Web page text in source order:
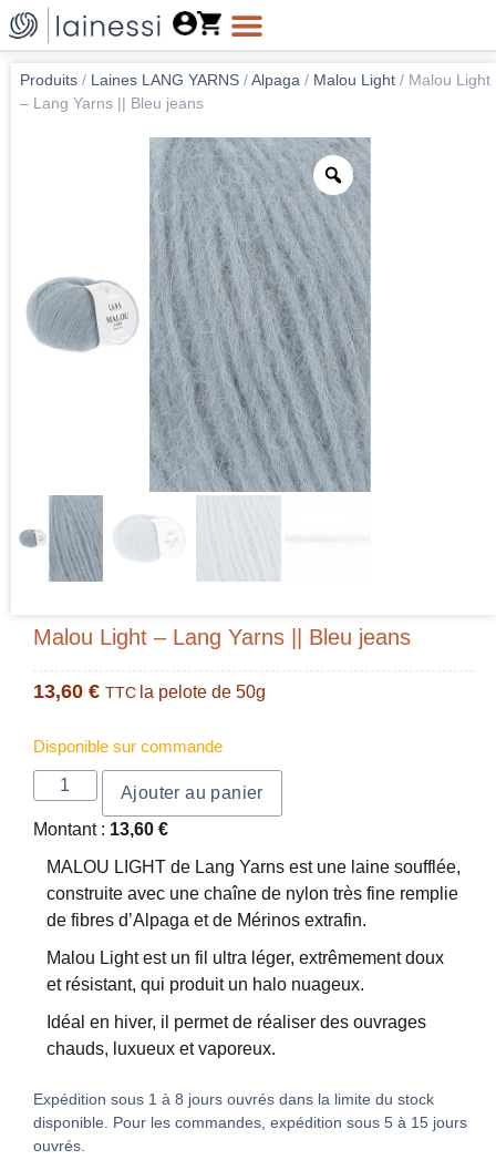
Produits / Laines LANG YARNS /Alpaga / Malou Light / Malou Light
– Lang Yarns || Bleu jeans
Malou Light – Lang Yarns || Bleu jeans
13,60 € TTC la pelote de 50g
Disponible sur commande
Ajouter au panier
Montant : 13,60 €
MALOU LIGHT de Lang Yarns est une laine soufflée,
construite avec une chaîne de nylon très fine remplie
de fibres d’Alpaga et de Mérinos extrafin.
Malou Light est un fil ultra léger, extrêmement doux
et résistant, qui produit un halo nuageux.
Idéal en hiver, il permet de réaliser des ouvrages
chauds, luxueux et vaporeux.
Expédition sous 1 à 8 jours ouvrés dans la limite du stock
disponible. Pour les commandes, expédition sous 5 à 15 jours
ouvrés.